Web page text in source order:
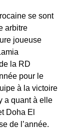
se sont
arbitre
joueuse
la RD
pour le
à la victoire
a quant à elle
Doha El
de l’année.